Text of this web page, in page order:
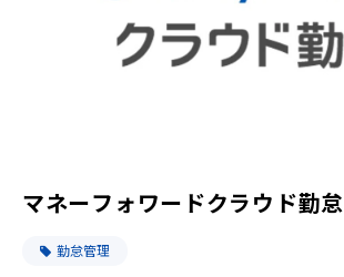
マネーフォワードクラウド勤怠
勤怠管理